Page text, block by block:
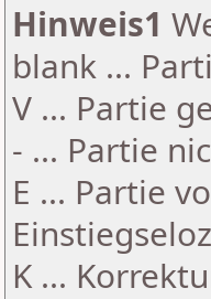
Hinweis1
blank ...
V ... Partie
- ... Partie
E ... Partie
K ...